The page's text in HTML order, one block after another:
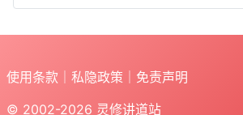
使用条款 私隐政策
免责声明
© 2002-2026 灵修讲道站